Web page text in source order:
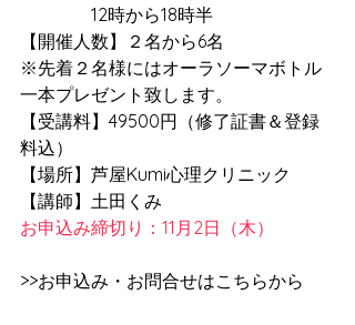
12時から18時半
【開催人数】２名から6名
※先着２名様にはオーラソーマボトル
一本プレゼント致します。
【受講料】49500円（修了証書＆登録
料込）
【場所】芦屋Kumi心理クリニック
【講師】土田くみ
お申込み締切り：11月2日（木）
>>お申込み・お問合せはこちらから